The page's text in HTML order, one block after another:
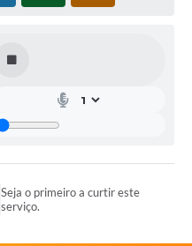
Seja o primeiro a curtir este
serviço.